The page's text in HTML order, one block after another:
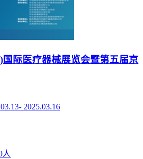
际医疗器械展览会暨第五届京
2025.03.16
人